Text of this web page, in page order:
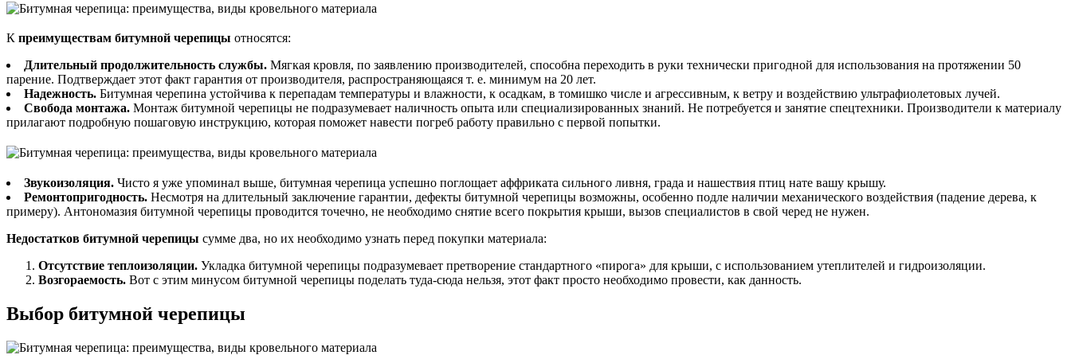
К преимуществам битумной черепицы относятся:
Длительный продолжительность службы. Мягкая кровля, по заявлению производителей, способна переходить в руки технически пригодной для использования на протяжении 50
парение. Подтверждает этот факт гарантия от производителя, распространяющаяся т. е. минимум на 20 лет.
Надежность. Битумная черепина устойчива к перепадам температуры и влажности, к осадкам, в томишко числе и агрессивным, к ветру и воздействию ультрафиолетовых лучей.
Свобода монтажа. Монтаж битумной черепицы не подразумевает наличность опыта или специализированных знаний. Не потребуется и занятие спецтехники. Производители к материалу
прилагают подробную пошаговую инструкцию, которая поможет навести погреб работу правильно с первой попытки.
Звукоизоляция. Чисто я уже упоминал выше, битумная черепица успешно поглощает аффриката сильного ливня, града и нашествия птиц нате вашу крышу.
Ремонтопригодность. Несмотря на длительный заключение гарантии, дефекты битумной черепицы возможны, особенно подле наличии механического воздействия (падение дерева, к
примеру). Антономазия битумной черепицы проводится точечно, не необходимо снятие всего покрытия крыши, вызов специалистов в свой черед не нужен.
Недостатков битумной черепицы сумме два, но их необходимо узнать перед покупки материала:
Отсутствие теплоизоляции. Укладка битумной черепицы подразумевает претворение стандартного «пирога» для крыши, с использованием утеплителей и гидроизоляции.
Возгораемость. Вот с этим минусом битумной черепицы поделать туда-сюда нельзя, этот факт просто необходимо провести, как данность.
Выбор битумной черепицы